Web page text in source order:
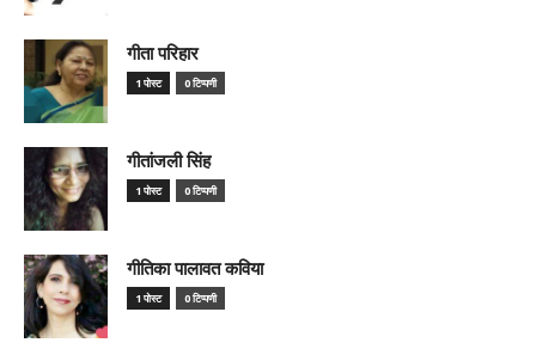
गीता परिहार
1 पोस्ट 0 टिप्पणी
गीतांजली सिंह
1 पोस्ट 0 टिप्पणी
गीतिका पालावत कविया
1 पोस्ट 0 टिप्पणी